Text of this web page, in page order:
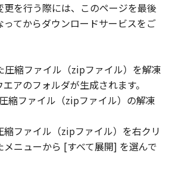
ェブページに記載されたオープ
フトウェアの使用条件がそれぞ
す。
」に明示的に定める場合を除
は、「許諾ソフトウェア」を複
第三者に再使用許諾、譲渡、販
賃貸、リースもしくは貸与する
ません。
、「許諾ソフトウェア」の全
更を行う際には、このページを最後
ってからダウンロードサービスをご
圧縮ファイル（zipファイル）を解凍
アのフォルダが生成されます。
縮ファイル（zipファイル）の解凍
縮ファイル（zipファイル）を右クリ
メニューから [すべて展開] を選んで